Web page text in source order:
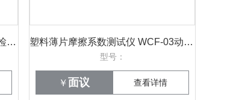
ASTM F2096起泡法包装密封泄露检测仪 威申科技 WST-02 塑料薄片摩擦系数测试仪 WCF-03动静摩擦性能检测仪 威申科技
型号：
￥ 面议 查看详情